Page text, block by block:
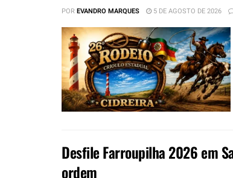
POREVANDRO MARQUES 5 DE AGOSTO DE 2026
Desfile Farroupilha 2026 em
ordem